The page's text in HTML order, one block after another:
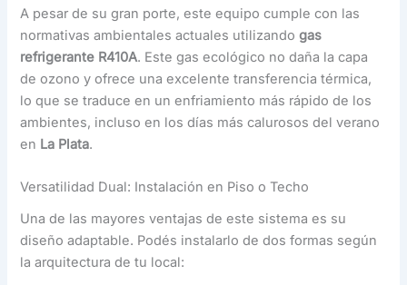
A pesar de su gran porte, este equipo cumple con las
normativas ambientales actuales utilizandogas
refrigerante R410A. Este gas ecológico no daña la capa
de ozono y ofrece una excelente transferencia térmica,
lo que se traduce en un enfriamiento más rápido de los
ambientes, incluso en los días más calurosos del verano
en La Plata.
Versatilidad Dual: Instalación en Piso o Techo
Una de las mayores ventajas de este sistema es su
diseño adaptable. Podés instalarlo de dos formas según
la arquitectura de tu local: